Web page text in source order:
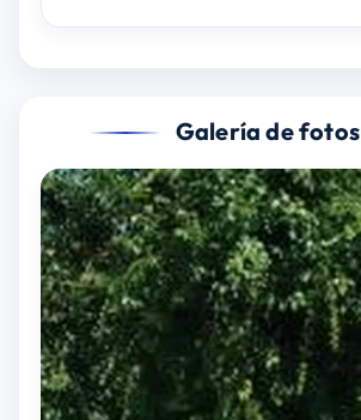
Galería de fotos